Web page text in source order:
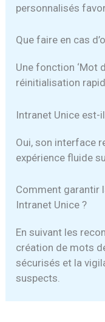
personnalisés
Que faire en cas
Une fonction ‘Mot
réinitialisation
Intranet Unice est-
Oui, son interface
expérience fluide
Comment garantir
Intranet Unice ?
En suivant les
création de mots
sécurisés et la
suspects.